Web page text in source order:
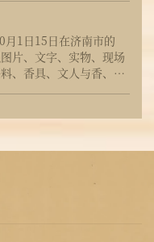
1日15日在济南市的
片、文字、实物、现场
、香具、文人与香、佛